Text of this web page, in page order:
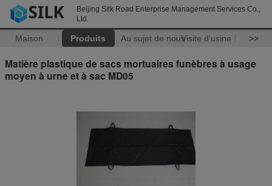
Beijing Silk Road Enterprise Management Services Co.,
Ltd.
Maison Produits Au sujet de nousVisite d'usine >>
Matière plastique de sacs mortuaires funèbres à usage
moyen à urne et à sac MD05